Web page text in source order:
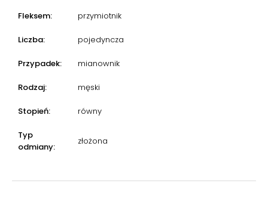
Fleksem: przymiotnik
Liczba: pojedyncza
Przypadek: mianownik
Rodzaj: męski
Stopień: równy
Typ
odmiany:
złożona